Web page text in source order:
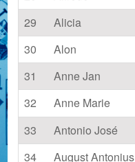
29
Alicia
30
Alon
31
Anne Jan
32
Anne Marie
33
Antonio José
34
August Antonius